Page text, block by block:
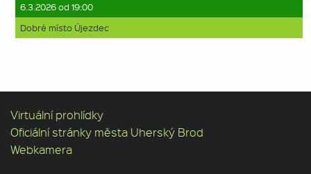
6.3.2026 od 19:00
Dobré místo Újezdec
Virtuální prohlídky
Oficiální stránky města Uherský Brod
Webkamera